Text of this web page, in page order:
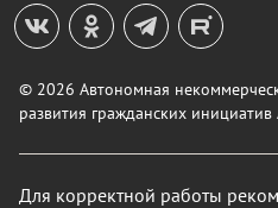
© 2026 Автономная
развития гражданских
Для корректной работы